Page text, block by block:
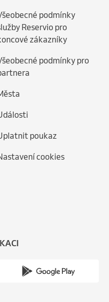
podmínky
Reservio pro
zákazníky
podmínky pro
poukaz
cookies